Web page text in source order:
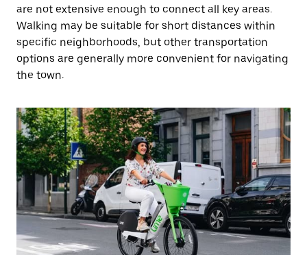
are not extensive enough to connect all key areas.
Walking may be suitable for short distances within
specific neighborhoods, but other transportation
options are generally more convenient for navigating
the town.